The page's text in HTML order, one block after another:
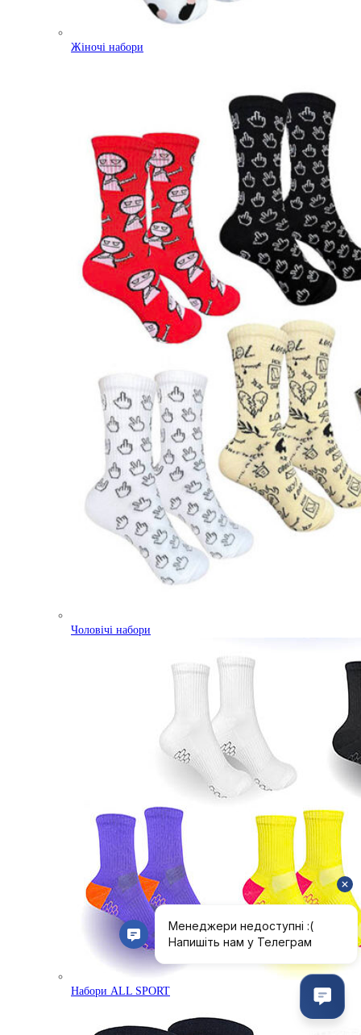
Жіночі набори
Чоловічі набори
Набори ALL SPORT